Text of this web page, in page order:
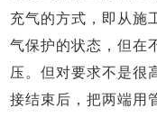
充气的方式，即从施
气保护的状态，但在
压。但对要求不是很
接结束后，把两端用